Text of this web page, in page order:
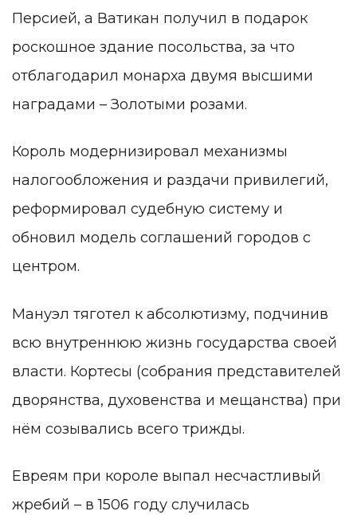
Персией, а Ватикан получил в подарок
роскошное здание посольства, за что
отблагодарил монарха двумя высшими
наградами – Золотыми розами.
Король модернизировал механизмы
налогообложения и раздачи привилегий,
реформировал судебную систему и
обновил модель соглашений городов с
центром.
Мануэл тяготел к абсолютизму, подчинив
всю внутреннюю жизнь государства своей
власти. Кортесы (собрания представителей
дворянства, духовенства и мещанства) при
нём созывались всего трижды.
Евреям при короле выпал несчастливый
жребий – в 1506 году случилась